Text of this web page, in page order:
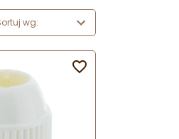
wg:
